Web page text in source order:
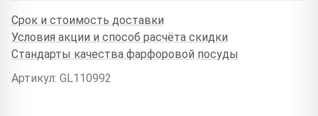
Срок и стоимость доставки
Условия акции и способ расчёта скидки
Стандарты качества фарфоровой посуды
Артикул: GL110992